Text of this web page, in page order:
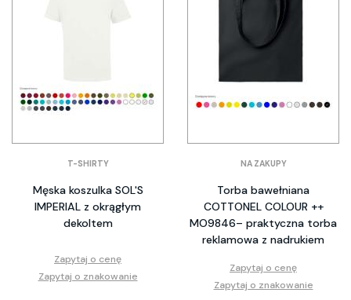
T-SHIRTY
Męska koszulka SOL'S
IMPERIAL z okrągłym
dekoltem
Zapytaj o cenę
Zapytaj o znakowanie
NA ZAKUPY
Torba bawełniana
COTTONEL COLOUR ++
MO9846– praktyczna torba
reklamowa z nadrukiem
Zapytaj o cenę
Zapytaj o znakowanie